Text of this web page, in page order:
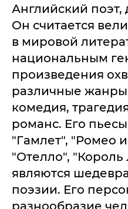
Английский поэт,
Он считается
в мировой
национальным
произведения
различные
комедия,
романс. Его
"Гамлет", "Ромео
"Отелло",
являются
поэзии. Его
разнообразие